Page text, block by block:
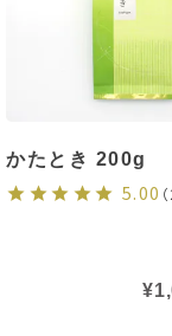
かたとき 200g
5.00
¥